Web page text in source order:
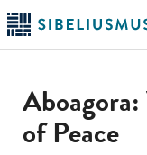
Hoppa
till
huvudinnehållet
of Peace